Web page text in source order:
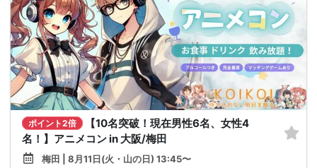
ポイント2倍
【10名突破！現在男性6名、女性4
名！】アニメコン in 大阪/梅田
梅田 | 8月11日(火・山の日) 13:45〜